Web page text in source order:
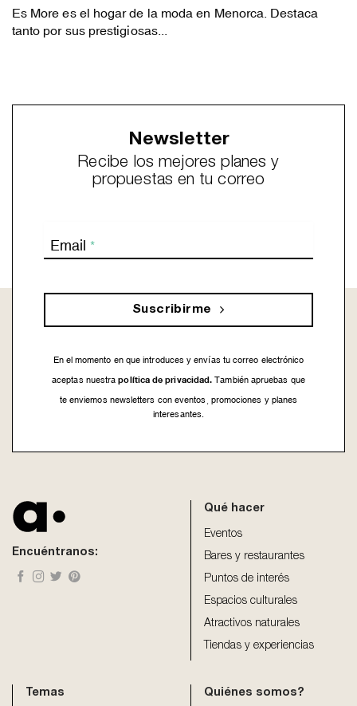
Es More es el hogar de la moda en Menorca. Destaca
tanto por sus prestigiosas...
Newsletter
Recibe los mejores planes y
propuestas en tu correo
Email *
Suscribirme
En el momento en que introduces y envías tu correo electrónico
aceptas nuestra política de privacidad. También apruebas que
te enviemos newsletters con eventos, promociones y planes
interesantes.
left
Encuéntranos:
Qué hacer
Eventos
Bares y restaurantes
Puntos de interés
Espacios culturales
Atractivos naturales
Tiendas y experiencias
Temas Quiénes somos?